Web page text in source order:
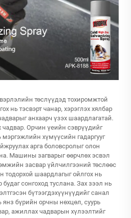
төслүүдэд тохиромжтой
нь тэсвэрт чанар, хэрэглэх хялбар
анхаарч үзэх шаардлагатай.
чадвар. Орчин үеийн сэврүүдийг
мэргэжлийн хүмүүсийн гадаргууг
арга боловсролыг олон
Машины загварыг өөрчлөх эсвэл
засвар үйлчилгээний төслөөс
тодорхой шаардлагыг ойлгох нь
сонгоход туслана. Зах зээл нь
бүтээгдэхүүнүүдийг санал
янз бүрийн орчны нөхцөл, суурь
ажиллах чадварын хүлээлтийг